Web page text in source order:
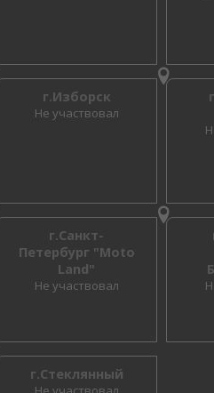
г.Изборск
Не участвовал
г.Санкт-
Петербург "Moto
Land"
Не участвовал
г.Стеклянный